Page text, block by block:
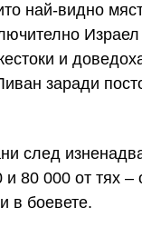
най-видно
и
заради
след
80 000 от тях –
в боевете.